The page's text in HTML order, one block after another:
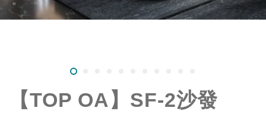
【TOP OA】SF-2沙發